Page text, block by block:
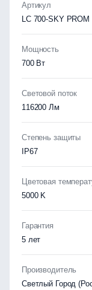
Артикул
LC 700-SKY
Мощность
700 Вт
Световой поток
116200 Лм
Степень защиты
IP67
Цветовая
5000 K
Гарантия
5 лет
Производитель
Светлый Город